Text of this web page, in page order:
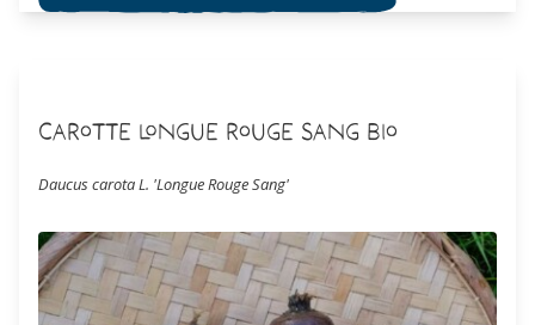
Carotte Longue Rouge Sang Bio
Daucus carota L. 'Longue Rouge Sang'